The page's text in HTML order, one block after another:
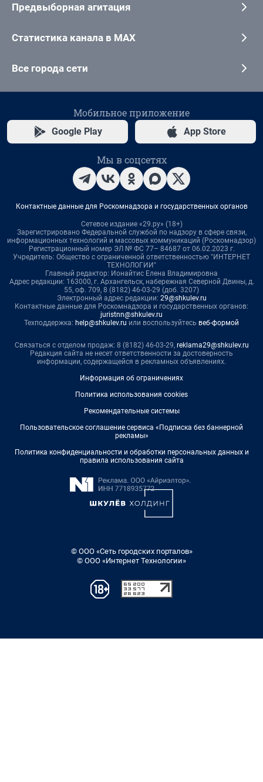
Предвыборная агитация
Статистика канала в MAX
Все города сети
Мобильное приложение
Google Play App Store
Мы в соцсетях
Контактные данные для Роскомнадзора и государственных органов
Сетевое издание «29.ру» (18+)
Зарегистрировано Федеральной службой по надзору в сфере связи,
информационных технологий и массовых коммуникаций (Роскомнадзор)
Регистрационный номер ЭЛ № ФС 77– 84687 от 06.02.2023 г.
Учредитель: Общество с ограниченной ответственностью "ИНТЕРНЕТ
ТЕХНОЛОГИИ"
Главный редактор: Ионайтис Елена Владимировна
Адрес редакции: 163000, г. Архангельск, набережная Северной Двины, д.
55, оф. 709, 8 (8182) 46-03-29 (доб. 3207)
Электронный адрес редакции: 29@shkulev.ru
Контактные данные для Роскомнадзора и государственных органов:
juristnn@shkulev.ru
Техподдержка: help@shkulev.ru или воспользуйтесь веб-формой
Связаться с отделом продаж: 8 (8182) 46-03-29, reklama29@shkulev.ru
Редакция сайта не несет ответственности за достоверность
информации, содержащейся в рекламных объявлениях.
Информация об ограничениях
Политика использования cookies
Рекомендательные системы
Пользовательское соглашение сервиса «Подписка без баннерной
рекламы»
Политика конфиденциальности и обработки персональных данных и
правила использования сайта
© ООО «Сеть городских порталов»
© ООО «Интернет Технологии»